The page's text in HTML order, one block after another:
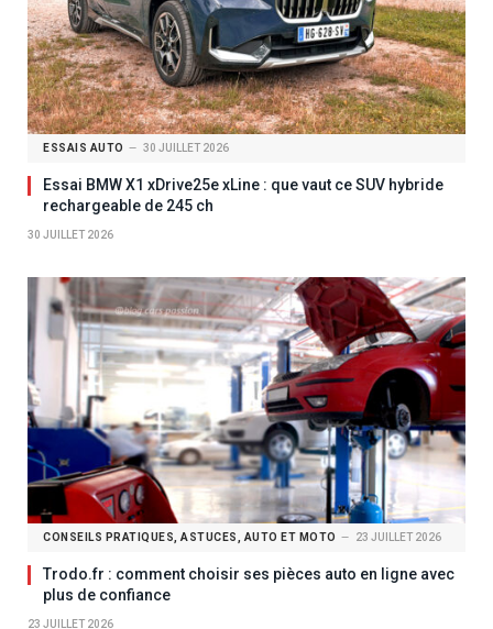
ESSAIS AUTO 30 JUILLET 2026
Essai BMW X1 xDrive25e xLine : que vaut ce SUV hybride
rechargeable de 245 ch
30 JUILLET 2026
CONSEILS PRATIQUES, ASTUCES, AUTO ET MOTO 23 JUILLET 2026
Trodo.fr : comment choisir ses pièces auto en ligne avec
plus de confiance
23 JUILLET 2026